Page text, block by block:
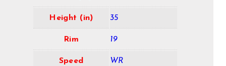
Height (in) 35
Rim 19
Speed WR